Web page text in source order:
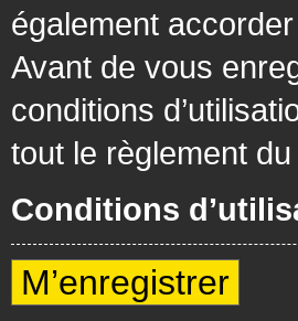
également
Avant de vous
conditions
tout le règlement
Conditions
M’enregistrer